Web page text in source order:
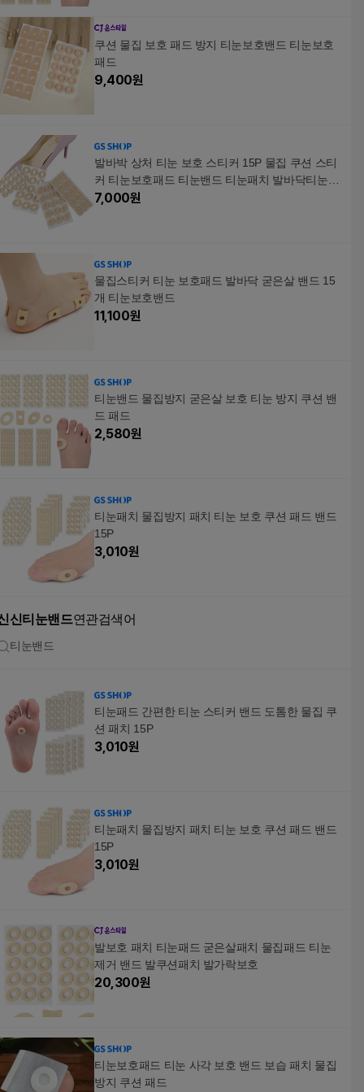
쿠션 물집 보호 패드 방지 티눈보호밴드 티눈보호
패드
9,400원
발바박 상처 티눈 보호 스티커 15P 물집 쿠션 스티
커 티눈보호패드 티눈밴드 티눈패치 발바닥티눈보
호패드 티눈스티커 물집방지패드 물집밴드 물집방
7,000원
물집스티커 티눈 보호패드 발바닥 굳은살 밴드 15
개 티눈보호밴드
11,100원
티눈밴드 물집방지 굳은살 보호 티눈 방지 쿠션 밴
드 패드
2,580원
티눈패치 물집방지 패치 티눈 보호 쿠션 패드 밴드
15P
3,010원
신티눈밴드연관검색어
티눈밴드
티눈패드 간편한 티눈 스티커 밴드 도톰한 물집 쿠
션 패치 15P
3,010원
티눈패치 물집방지 패치 티눈 보호 쿠션 패드 밴드
15P
3,010원
발보호 패치 티눈패드 굳은살패치 물집패드 티눈
제거 밴드 발쿠션패치 발가락보호
20,300원
티눈보호패드 티눈 사각 보호 밴드 보습 패치 물집
방지 쿠션 패드